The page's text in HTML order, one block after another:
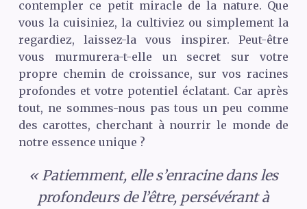
contempler ce petit miracle de la nature. Que
vous la cuisiniez, la cultiviez ou simplement la
regardiez, laissez-la vous inspirer. Peut-être
vous murmurera-t-elle un secret sur votre
propre chemin de croissance, sur vos racines
profondes et votre potentiel éclatant. Car après
tout, ne sommes-nous pas tous un peu comme
des carottes, cherchant à nourrir le monde de
notre essence unique ?
« Patiemment, elle s’enracine dans les
profondeurs de l’être, persévérant à